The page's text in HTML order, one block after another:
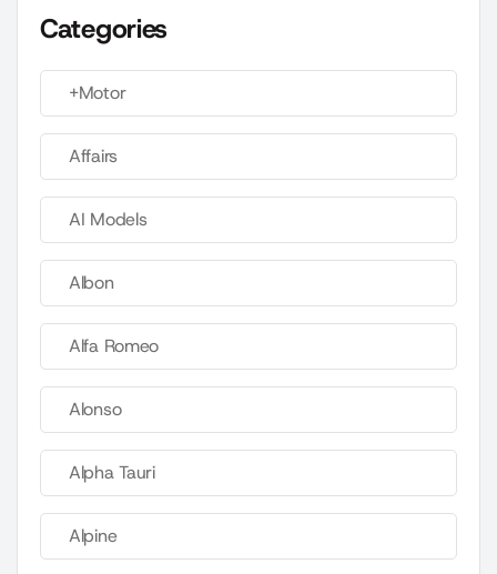
Categories
+Motor
Affairs
AI Models
Albon
Alfa Romeo
Alonso
Alpha Tauri
Alpine